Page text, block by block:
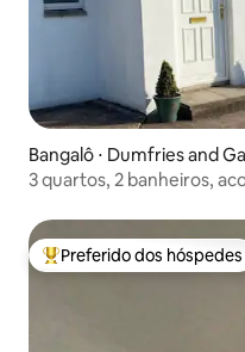
Bangalô ⋅ Dumfries and
3 quartos, 2 banheiros,
Entre os melhores
Preferido dos hóspedes